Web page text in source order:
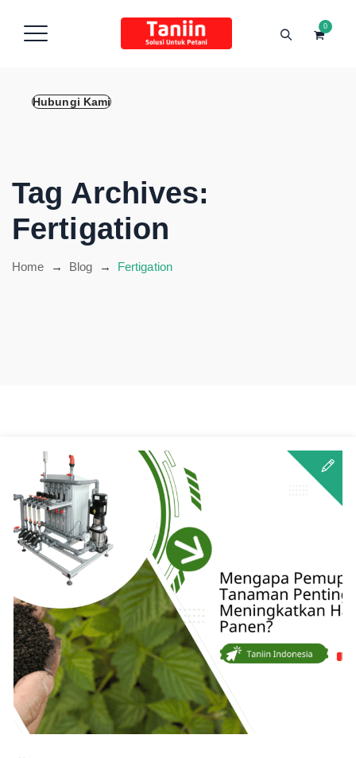
Hubungi Kami
0
Tag Archives:
Fertigation
Home → Blog → Fertigation